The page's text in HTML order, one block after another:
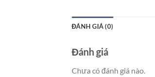
ĐÁNH GIÁ (0)
Đánh giá
Chưa có đánh giá nào.